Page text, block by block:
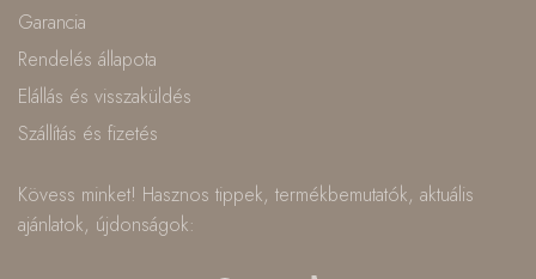
Garancia
Rendelés állapota
Elállás és visszaküldés
Szállítás és fizetés
Kövess minket! Hasznos tippek, termékbemutatók, aktuális
ajánlatok, újdonságok: